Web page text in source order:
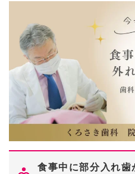
食事中に部分入れ